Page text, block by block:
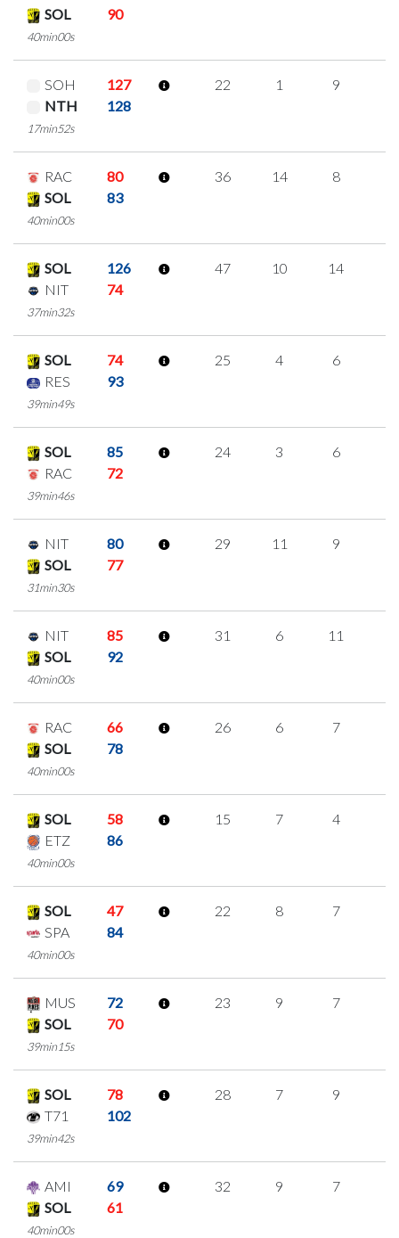
SOL
90
40min00s
SOH
127
NTH
128
17min52s
22 1 9
RAC
80
SOL
83
40min00s
36 14 8
SOL
126
NIT
74
37min32s
47 10 14
SOL
74
RES
93
39min49s
25 4 6
SOL
85
RAC
72
39min46s
24 3 6
NIT
80
SOL
77
31min30s
29 11 9
NIT
85
SOL
92
40min00s
31 6 11
RAC
66
SOL
78
40min00s
26 6 7
SOL
58
ETZ
86
40min00s
15 7 4
SOL
47
SPA
84
40min00s
22 8 7
MUS
72
SOL
70
39min15s
23 9 7
SOL
78
T71
102
39min42s
28 7 9
AMI
69
SOL
61
40min00s
32 9 7